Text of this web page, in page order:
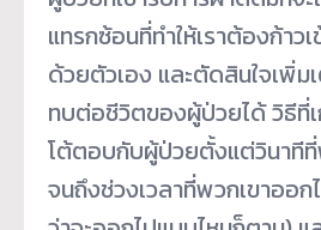
แทรกซ้อนที่ทำให้เราต้องก้าว
ด้วยตัวเอง และตัดสินใจเพิ่ม
ทบต่อชีวิตของผู้ป่วยได้ วิธีที่
โต้ตอบกับผู้ป่วยตั้งแต่วินาทีที่
จนถึงช่วงเวลาที่พวกเขาออก